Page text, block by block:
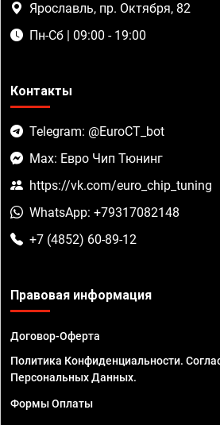
Ярославль, пр. Октября, 82
Пн-Сб | 09:00 - 19:00
Контакты
Telegram: @EuroCT_bot
Max: Евро Чип Тюнинг
https://vk.com/euro_chip_tuning
WhatsApp: +79317082148
+7 (4852) 60-89-12
Правовая информация
Договор-Оферта
Политика Конфиденциальности.
Персональных Данных.
Формы Оплаты